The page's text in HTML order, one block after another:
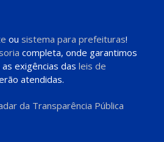
ou sistema para prefeituras!
completa, onde garantimos
exigências das leis de
atendidas.
da Transparência Pública